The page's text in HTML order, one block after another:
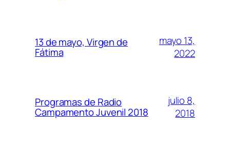
13 de mayo, Virgen de
Fátima
mayo 13,
2022
Programas de Radio
Campamento Juvenil 2018
julio 8,
2018